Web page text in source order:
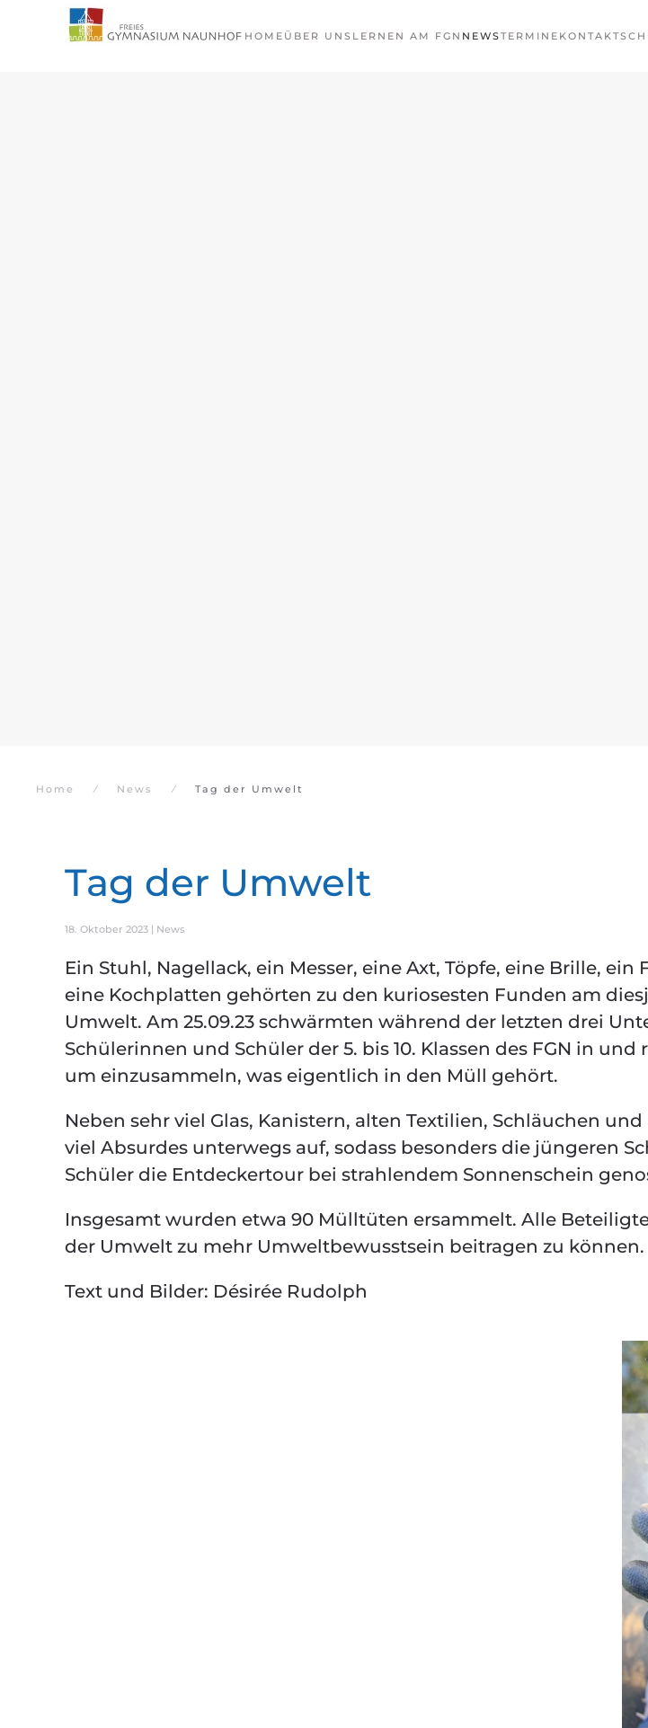
Zum Hauptinhalt springen HOME ÜBER UNS LERNEN AM FGN NEWSTERMINE KONTAKT
Home News Tag der Umwelt
Tag der Umwelt
18. Oktober 2023 | News
Ein Stuhl, Nagellack, ein Messer, eine Axt, Töpfe, eine Brille, ein
eine Kochplatten gehörten zu den kuriosesten Funden am
Umwelt. Am 25.09.23 schwärmten während der letzten drei
Schülerinnen und Schüler der 5. bis 10. Klassen des FGN in
um einzusammeln, was eigentlich in den Müll gehört.
Neben sehr viel Glas, Kanistern, alten Textilien, Schläuchen
viel Absurdes unterwegs auf, sodass besonders die jüngeren
Schüler die Entdeckertour bei strahlendem Sonnenschein
Insgesamt wurden etwa 90 Mülltüten ersammelt. Alle
der Umwelt zu mehr Umweltbewusstsein beitragen zu können.
Text und Bilder: Désirée Rudolph